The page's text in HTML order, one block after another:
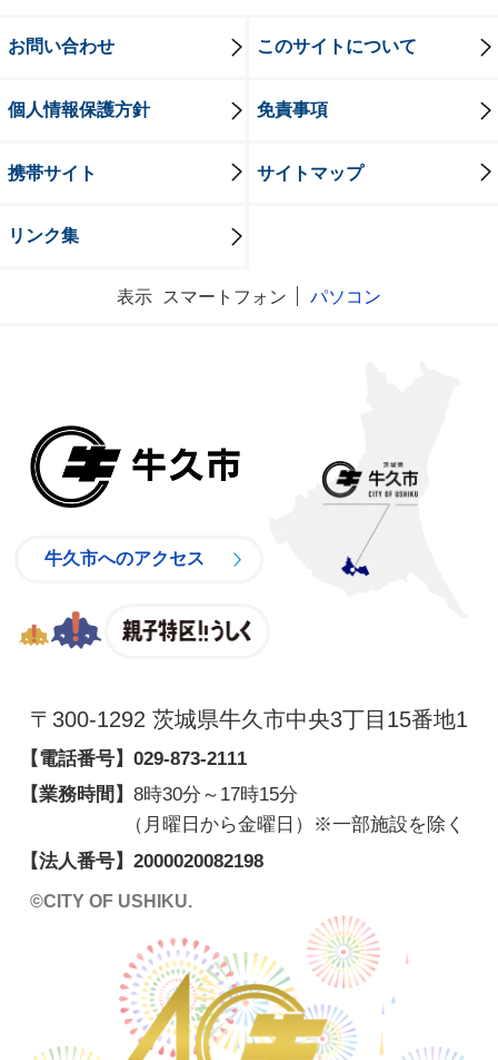
お問い合わせ このサイトについて
個人情報保護方針 免責事項
携帯サイト サイトマップ
リンク集
表示 スマートフォン パソコン
牛久市へのアクセス
〒300-1292 茨城県牛久市中央3丁目15番地1
【電話番号】 029-873-2111
【業務時間】 8時30分～17時15分
（月曜日から金曜日）※一部施設を除く
【法人番号】 2000020082198
©CITY OF USHIKU.